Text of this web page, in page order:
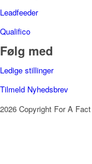
Leadfeeder
Qualifico
Følg med
Ledige stillinger
Tilmeld Nyhedsbrev
2026 Copyright For A Fact